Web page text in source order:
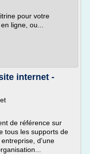
pour votre
ligne, ou...
internet -
de référence sur
tous les supports de
d'une